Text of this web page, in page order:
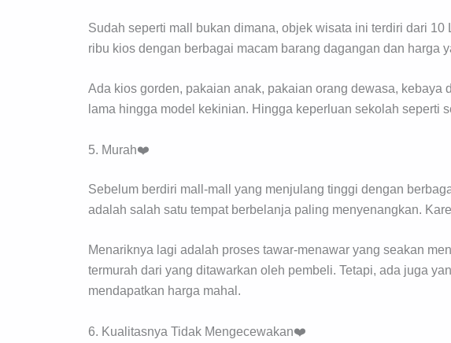
Sudah seperti mall bukan dimana, objek wisata ini terdiri dari
ribu kios dengan berbagai macam barang dagangan dan harga
Ada kios gorden, pakaian anak, pakaian orang dewasa, kebaya
lama hingga model kekinian. Hingga keperluan sekolah seperti
5. Murah❤️
Sebelum berdiri mall-mall yang menjulang tinggi dengan
adalah salah satu tempat berbelanja paling menyenangkan.
Menariknya lagi adalah proses tawar-menawar yang seakan
termurah dari yang ditawarkan oleh pembeli. Tetapi, ada juga
mendapatkan harga mahal.
6. Kualitasnya Tidak Mengecewakan❤️